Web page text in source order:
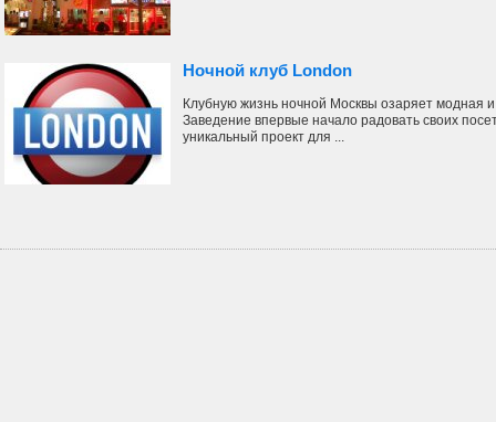
Ночной клуб London
Клубную жизнь ночной Москвы озаряет модная
Заведение впервые начало радовать своих
уникальный проект для ...